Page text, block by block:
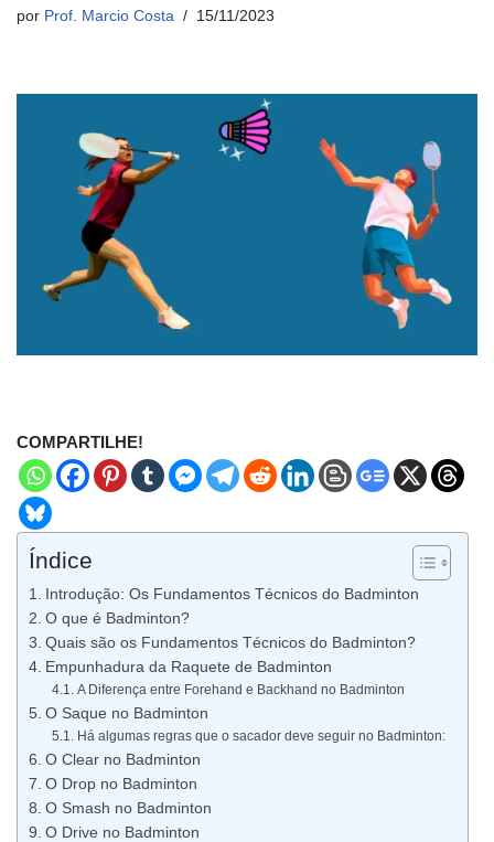
por Prof. Marcio Costa 15/11/2023
COMPARTILHE!
Índice
Introdução: Os Fundamentos Técnicos do Badminton
O que é Badminton?
Quais são os Fundamentos Técnicos do Badminton?
Empunhadura da Raquete de Badminton
A Diferença entre Forehand e Backhand no Badminton
O Saque no Badminton
Há algumas regras que o sacador deve seguir no Badminton:
O Clear no Badminton
O Drop no Badminton
O Smash no Badminton
O Drive no Badminton